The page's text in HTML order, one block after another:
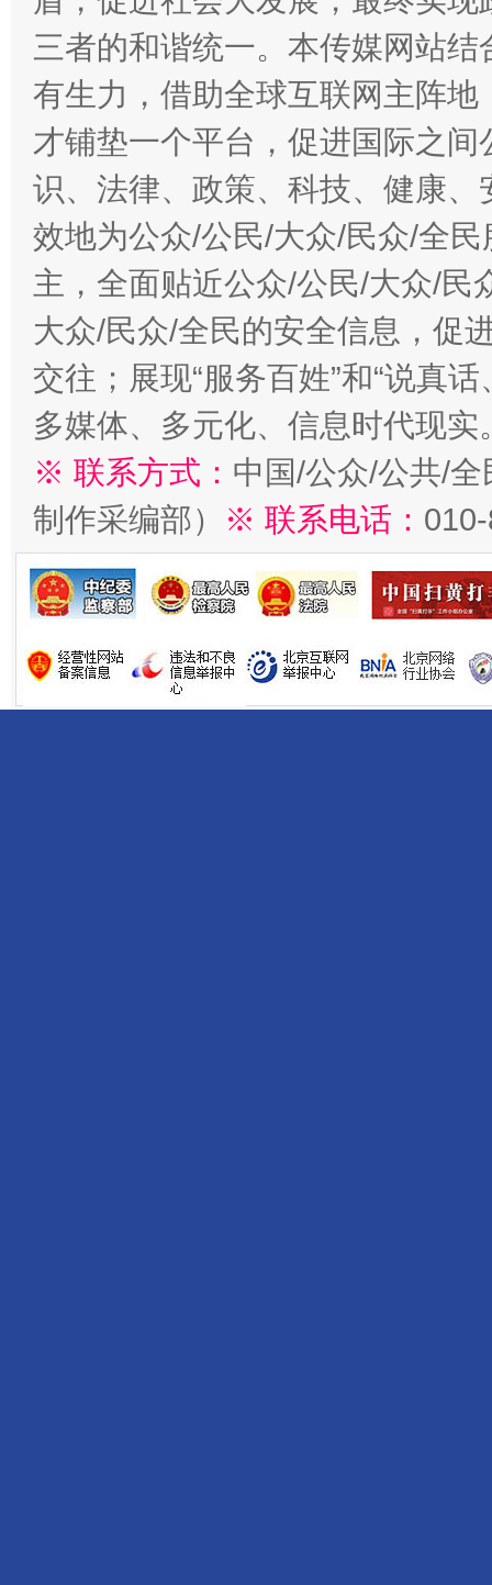
三者的和谐统一。本传媒网站
有生力，借助全球互联网主阵
才铺垫一个平台，促进国际之
识、法律、政策、科技、健康
效地为公众/公民/大众/民众/全
主，全面贴近公众/公民/大众/民
大众/民众/全民的安全信息，促
交往；展现“服务百姓”和“说真
多媒体、多元化、信息时代现实
※ 联系方式： 中国/公众/公共/
制作采编部）
※ 联系电话：